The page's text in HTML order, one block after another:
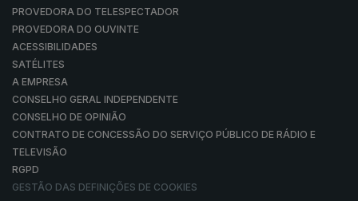
PROVEDORA DO TELESPECTADOR
PROVEDORA DO OUVINTE
ACESSIBILIDADES
SATÉLITES
A EMPRESA
CONSELHO GERAL INDEPENDENTE
CONSELHO DE OPINIÃO
CONTRATO DE CONCESSÃO DO SERVIÇO PÚBLICO DE RÁDIO E
TELEVISÃO
RGPD
GESTÃO DAS DEFINIÇÕES DE COOKIES